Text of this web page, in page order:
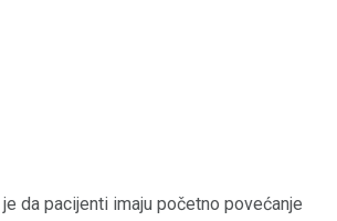
da pacijenti imaju početno povećanje